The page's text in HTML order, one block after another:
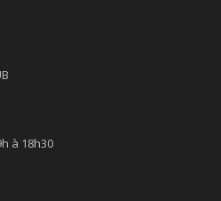
à 18h30